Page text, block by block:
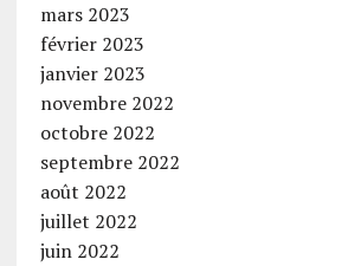
mars 2023
février 2023
janvier 2023
novembre 2022
octobre 2022
septembre 2022
août 2022
juillet 2022
juin 2022